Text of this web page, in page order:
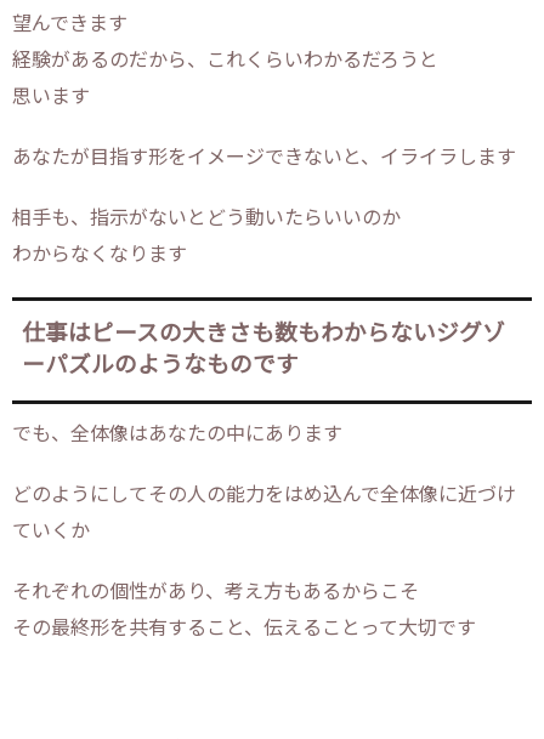
望んできます
経験があるのだから、これくらいわかるだろうと
思います
あなたが目指す形をイメージできないと、イライラします
相手も、指示がないとどう動いたらいいのか
わからなくなります
仕事はピースの大きさも数もわからないジグゾ
ーパズルのようなものです
でも、全体像はあなたの中にあります
どのようにしてその人の能力をはめ込んで全体像に近づけ
ていくか
それぞれの個性があり、考え方もあるからこそ
その最終形を共有すること、伝えることって大切です